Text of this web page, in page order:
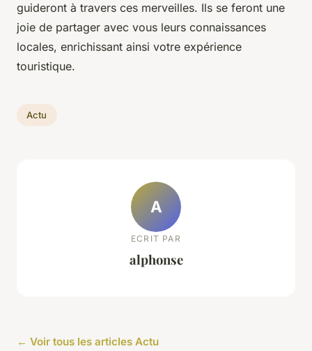
guideront à travers ces merveilles. Ils se feront une
joie de partager avec vous leurs connaissances
locales, enrichissant ainsi votre expérience
touristique.
Actu
A
ECRIT PAR
alphonse
← Voir tous les articles Actu